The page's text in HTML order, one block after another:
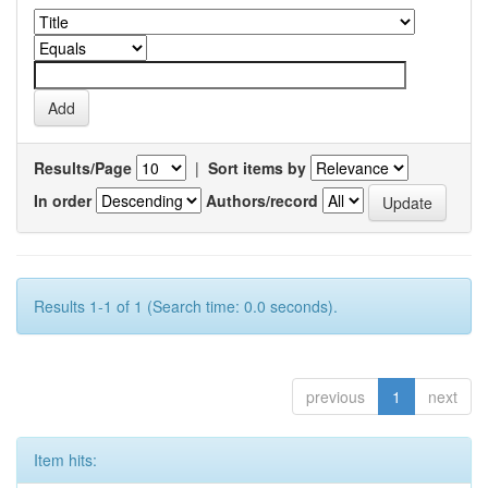
Results/Page | Sort items by
In order
Authors/record
Results 1-1 of 1 (Search time: 0.0 seconds).
previous 1 next
Item hits: